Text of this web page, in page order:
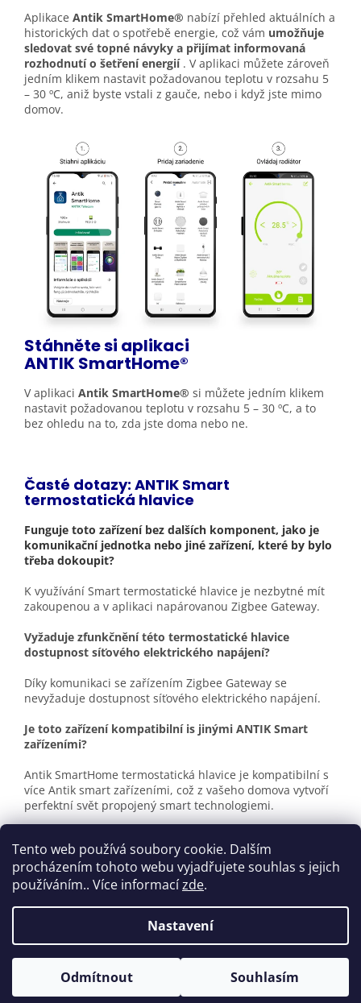
Tento web používá soubory cookie. Dalším
procházením tohoto webu vyjadřujete souhlas s jejich
používáním.. Více informacízde.
Nastavení
Odmítnout Souhlasím
Aplikace Antik SmartHome® nabízí přehled aktuálních a
historických dat o spotřebě energie, což vám umožňuje
sledovat své topné návyky a přijímat informovaná
rozhodnutí o šetření energií . V aplikaci můžete zároveň
jedním klikem nastavit požadovanou teplotu v rozsahu 5
– 30 ºC, aniž byste vstali z gauče, nebo i když jste mimo
domov.
Stáhněte si aplikaci
ANTIKSmartHome®
V aplikaci Antik SmartHome® si můžete jedním klikem
nastavit požadovanou teplotu v rozsahu 5 – 30 ºC, a to
bez ohledu na to, zda jste doma nebo ne.
Časté dotazy: ANTIK Smart
termostatická hlavice
Funguje toto zařízení bez dalších komponent, jako je
komunikační jednotka nebo jiné zařízení, které by bylo
třeba dokoupit?
K využívání Smart termostatické hlavice je nezbytné mít
zakoupenou a v aplikaci napárovanou Zigbee Gateway.
Vyžaduje zfunkčnění této termostatické hlavice
dostupnost síťového elektrického napájení?
Díky komunikaci se zařízením Zigbee Gateway se
nevyžaduje dostupnost síťového elektrického napájení.
Je toto zařízení kompatibilní is jinými ANTIK Smart
zařízeními?
Antik SmartHome termostatická hlavice je kompatibilní s
více Antik smart zařízeními, což z vašeho domova vytvoří
perfektní svět propojený smart technologiemi.
antikshop.eu
Upravit nastavení cookies